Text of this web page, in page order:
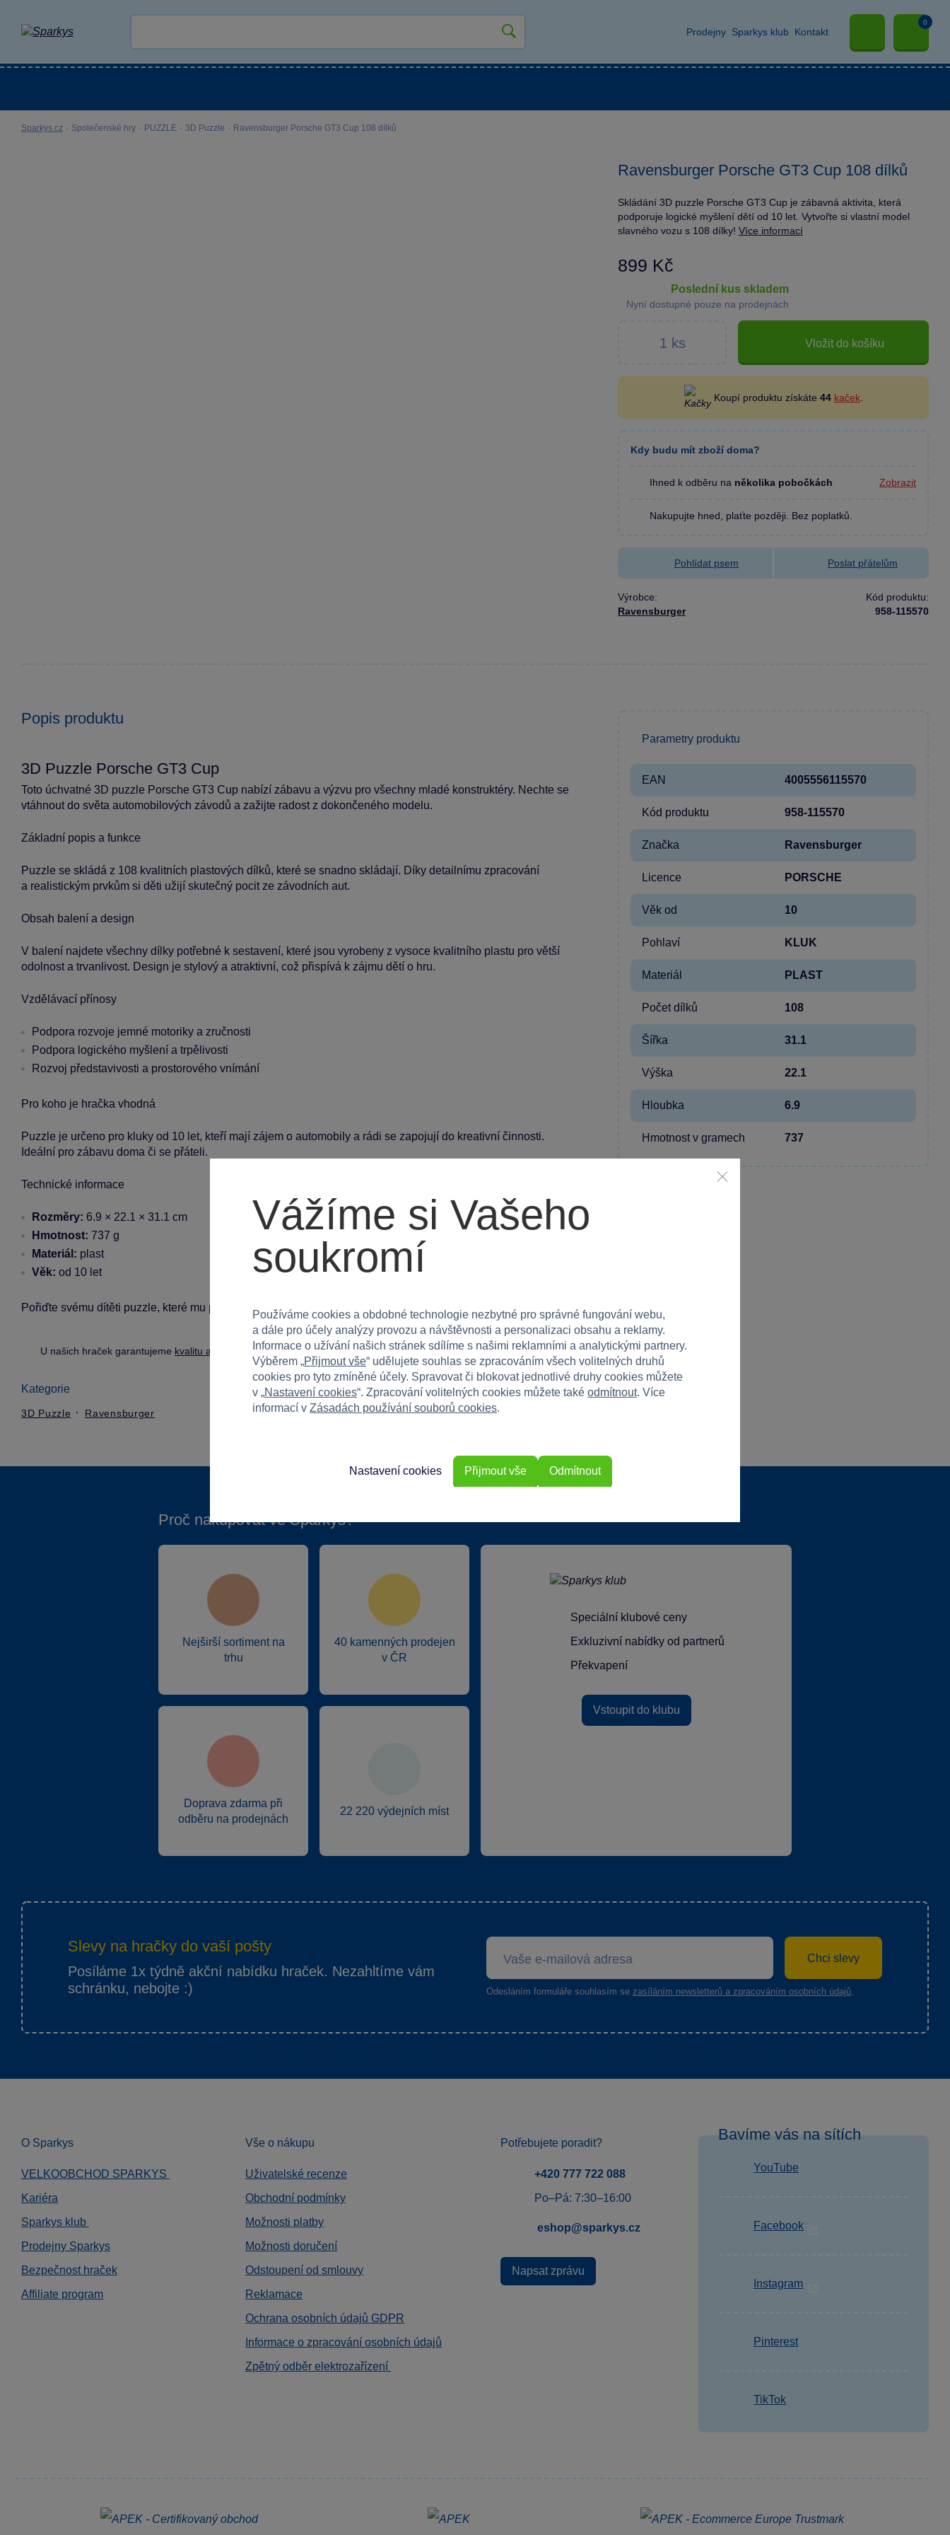
Prodejny Sparkys klub Kontakt
0
Sparkys.cz · Společenské hry · PUZZLE · 3D Puzzle · Ravensburger Porsche GT3 Cup 108 dílků
Ravensburger Porsche GT3 Cup 108 dílků
Skládání 3D puzzle Porsche GT3 Cup je zábavná aktivita, která
podporuje logické myšlení dětí od 10 let. Vytvořte si vlastní model
slavného vozu s 108 dílky! Více informací
899 Kč
poslední kus skladem
Nyní dostupné pouze na prodejnách
Vložit do košíku
Koupí produktu získáte 44 kaček.
Kdy budu mít zboží doma?
Ihned k odběru na několika pobočkách Zobrazit
Nakupujte hned, plaťte později. Bez poplatků.
Pohlídat psem Poslat přátelům
Výrobce:
Ravensburger
Kód produktu:
958-115570
Popis produktu
3D Puzzle Porsche GT3 Cup
Toto úchvatné 3D puzzle Porsche GT3 Cup nabízí zábavu a výzvu pro všechny mladé konstruktéry. Nechte se
vtáhnout do světa automobilových závodů a zažijte radost z dokončeného modelu.
Základní popis a funkce
Puzzle se skládá z 108 kvalitních plastových dílků, které se snadno skládají. Díky detailnímu zpracování
a realistickým prvkům si děti užijí skutečný pocit ze závodních aut.
Obsah balení a design
V balení najdete všechny dílky potřebné k sestavení, které jsou vyrobeny z vysoce kvalitního plastu pro větší
odolnost a trvanlivost. Design je stylový a atraktivní, což přispívá k zájmu dětí o hru.
Vzdělávací přínosy
Podpora rozvoje jemné motoriky a zručnosti
Podpora logického myšlení a trpělivosti
Rozvoj představivosti a prostorového vnímání
Pro koho je hračka vhodná
Puzzle je určeno pro kluky od 10 let, kteří mají zájem o automobily a rádi se zapojují do kreativní činnosti.
Ideální pro zábavu doma či se přáteli.
Technické informace
Rozměry: 6.9 × 22.1 × 31.1 cm
Hmotnost: 737 g
Materiál: plast
Věk: od 10 let
Pořiďte svému dítěti puzzle, které mu přinese hodiny zábavy a učení!
U našich hraček garantujeme kvalitu a bezpečnost.
Kategorie
3D Puzzle Ravensburger
Parametry produktu
EAN 4005556115570
Kód produktu 958-115570
Značka Ravensburger
Licence PORSCHE
Věk od 10
Pohlaví KLUK
Materiál PLAST
Počet dílků 108
Šířka 31.1
Výška 22.1
Hloubka 6.9
Hmotnost v gramech 737
Proč nakupovat ve Sparkys?
Nejširší sortiment na
trhu
40 kamenných prodejen
v ČR
Doprava zdarma při
odběru na prodejnách
22 220 výdejních míst
Speciální klubové ceny
Exkluzivní nabídky od partnerů
Překvapení
Vstoupit do klubu
Slevy na hračky do vaší pošty
Posíláme 1x týdně akční nabídku hraček. Nezahltíme vám
schránku, nebojte :)
Chci slevy
Odesláním formuláře souhlasím se zasíláním newsletterů a zpracováním osobních údajů
O Sparkys
VELKOOBCHOD SPARKYS
Kariéra
Sparkys klub
Prodejny Sparkys
Bezpečnost hraček
Affiliate program
Vše o nákupu
Uživatelské recenze
Obchodní podmínky
Možnosti platby
Možnosti doručení
Odstoupení od smlouvy
Reklamace
Ochrana osobních údajů GDPR
Informace o zpracování osobních údajů
Zpětný odběr elektrozařízení
Potřebujete poradit?
+420 777 722 088
Po–Pá: 7:30–16:00
eshop@sparkys.cz
Napsat zprávu
Bavíme vás na sítích
YouTube
Facebook
Instagram
Pinterest
TikTok
Vážíme si Vašeho
soukromí
Používáme cookies a obdobné technologie nezbytné pro správné fungování webu,
a dále pro účely analýzy provozu a návštěvnosti a personalizaci obsahu a reklamy.
Informace o užívání našich stránek sdílíme s našimi reklamními a analytickými partnery.
Výběrem „Přijmout vše“ udělujete souhlas se zpracováním všech volitelných druhů
cookies pro tyto zmíněné účely. Spravovat či blokovat jednotlivé druhy cookies můžete
v „Nastavení cookies“. Zpracování volitelných cookies můžete také odmítnout. Více
informací v Zásadách používání souborů cookies.
Odmítnout
Nastavení cookies Přijmout vše